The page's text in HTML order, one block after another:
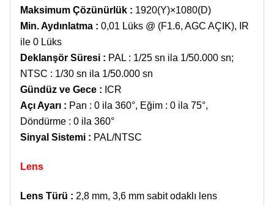
Maksimum Çözünürlük : 1920(Y)×1080(D)
Min. Aydınlatma : 0,01 Lüks @ (F1.6, AGC AÇIK), IR
ile 0 Lüks
Deklanşör Süresi : PAL : 1/25 sn ila 1/50.000 sn;
NTSC : 1/30 sn ila 1/50.000 sn
Gündüz ve Gece : ICR
Açı Ayarı : Pan : 0 ila 360°, Eğim : 0 ila 75°,
Döndürme : 0 ila 360°
Sinyal Sistemi : PAL/NTSC
Lens
Lens Türü : 2,8 mm, 3,6 mm sabit odaklı lens